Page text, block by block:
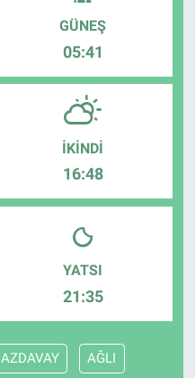
GÜNEŞ
05:41
İKINDI
16:48
YATSI
21:35
AZDAVAY AĞLI